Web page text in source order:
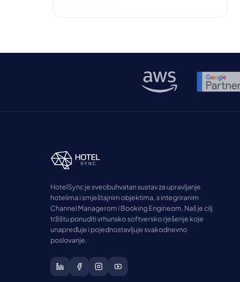
HotelSync je sveobuhvatan sustav za upravljanje
hotelima i smještajnim objektima, s integriranim
Channel Managerom i Booking Engineom. Naš je cilj
tržištu ponuditi vrhunsko softversko rješenje koje
unapređuje i pojednostavljuje svakodnevno
poslovanje.